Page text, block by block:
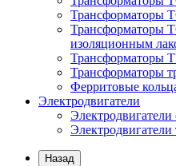
Трансформаторы
Трансформаторы
изоляционным
Трансформаторы
Трансформаторы
Ферритовые
Электродвигатели
Назад